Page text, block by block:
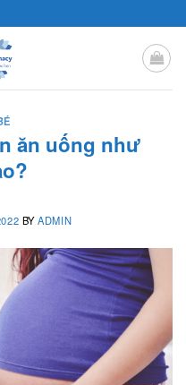
ăn uống như
BYADMIN